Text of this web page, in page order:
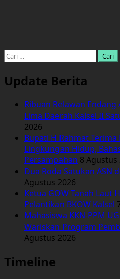
Cari
Update Berita
Ribuan Relawan
Lima Daerah Kalsel II
2026
Bupati H Rahmat
Lingkungan Hidup,
Persampahan 8 Agustus
Dua Roda Satukan ASN
Agustus 2026
Ketua GOW Tanah Laut
Pelantikan BKOW Kalsel
Mahasiswa KKN-PPM
Wariskan Program
Agustus 2026
Timeline